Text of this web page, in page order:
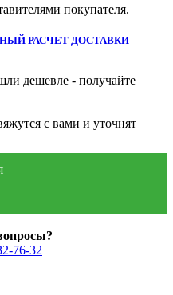
покупателя.
РАСЧЕТ ДОСТАВКИ
дешевле - получайте
с вами и уточнят
76-32